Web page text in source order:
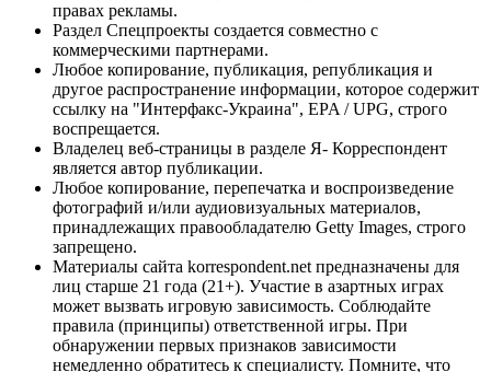
правах рекламы.
Раздел Спецпроекты создается совместно с
коммерческими партнерами.
Любое копирование, публикация, републикация и
другое распространение информации, которое содержит
ссылку на "Интерфакс-Украина", EPA / UPG, строго
воспрещается.
Владелец веб-страницы в разделе Я- Корреспондент
является автор публикации.
Любое копирование, перепечатка и воспроизведение
фотографий и/или аудиовизуальных материалов,
принадлежащих правообладателю Getty Images, строго
запрещено.
Материалы сайта korrespondent.net предназначены для
лиц старше 21 года (21+). Участие в азартных играх
может вызвать игровую зависимость. Соблюдайте
правила (принципы) ответственной игры. При
обнаружении первых признаков зависимости
немедленно обратитесь к специалисту. Помните, что